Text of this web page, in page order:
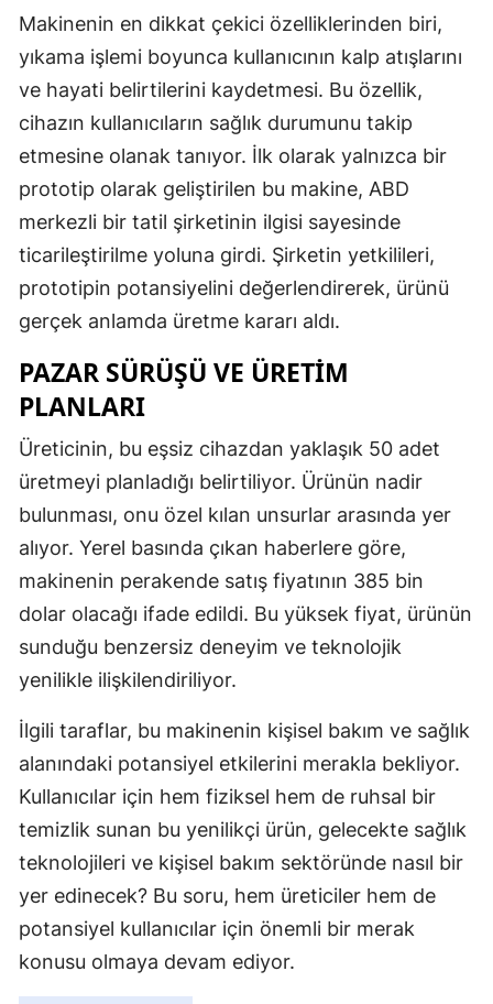
Makinenin en dikkat çekici özelliklerinden biri,
yıkama işlemi boyunca kullanıcının kalp atışlarını
ve hayati belirtilerini kaydetmesi. Bu özellik,
cihazın kullanıcıların sağlık durumunu takip
etmesine olanak tanıyor. İlk olarak yalnızca bir
prototip olarak geliştirilen bu makine, ABD
merkezli bir tatil şirketinin ilgisi sayesinde
ticarileştirilme yoluna girdi. Şirketin yetkilileri,
prototipin potansiyelini değerlendirerek, ürünü
gerçek anlamda üretme kararı aldı.
PAZAR SÜRÜŞÜ VE ÜRETIM
PLANLARI
Üreticinin, bu eşsiz cihazdan yaklaşık 50 adet
üretmeyi planladığı belirtiliyor. Ürünün nadir
bulunması, onu özel kılan unsurlar arasında yer
alıyor. Yerel basında çıkan haberlere göre,
makinenin perakende satış fiyatının 385 bin
dolar olacağı ifade edildi. Bu yüksek fiyat, ürünün
sunduğu benzersiz deneyim ve teknolojik
yenilikle ilişkilendiriliyor.
İlgili taraflar, bu makinenin kişisel bakım ve sağlık
alanındaki potansiyel etkilerini merakla bekliyor.
Kullanıcılar için hem fiziksel hem de ruhsal bir
temizlik sunan bu yenilikçi ürün, gelecekte sağlık
teknolojileri ve kişisel bakım sektöründe nasıl bir
yer edinecek? Bu soru, hem üreticiler hem de
potansiyel kullanıcılar için önemli bir merak
konusu olmaya devam ediyor.